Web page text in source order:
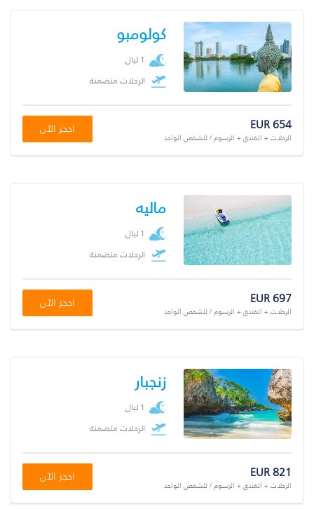
كولومبو
1 ليال
الرحلات متضمنة
EUR 654
الرحلات + الفندق + الرسوم / للشخص الواحد
احجز الآن
ماليه
1 ليال
الرحلات متضمنة
EUR 697
الرحلات + الفندق + الرسوم / للشخص الواحد
احجز الآن
زنجبار
1 ليال
الرحلات متضمنة
EUR 821
الرحلات + الفندق + الرسوم / للشخص الواحد
احجز الآن